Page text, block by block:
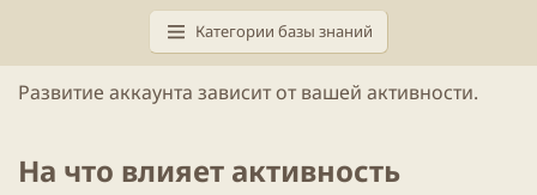
Категории базы знаний
Развитие аккаунта зависит от вашей активности.
На что влияет активность​